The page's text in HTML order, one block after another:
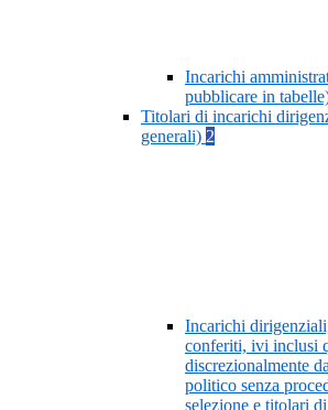
Incarichi
pubblicare in
Titolari di incarichi
generali) 2
Incarichi
conferiti, ivi inclusi
discrezionalmente
politico senza
selezione e titolari